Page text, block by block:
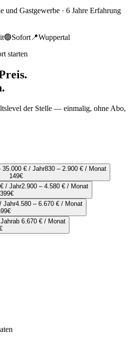
und Gastgewerbe · 6 Jahre Erfahrung
🟢Sofort 📍Wuppertal
starten
der Stelle — einmalig, ohne Abo,
35.000 € / Jahr830 – 2.900 € / Monat
149€
/ Jahr2.900 – 4.580 € / Monat
399€
Jahr4.580 – 6.670 € / Monat
€
ab 6.670 € / Monat